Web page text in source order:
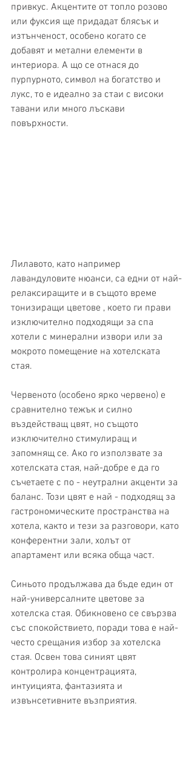
привкус. Акцентите от топло розово
или фуксия ще придадат блясък и
изтънченост, особено когато се
добавят и метални елементи в
интериора. А що се отнася до
пурпурното, символ на богатство и
лукс, то е идеално за стаи с високи
тавани или много лъскави
повърхности.
Лилавото, като например
лавандуловите нюанси, са едни от най-
релаксиращите и в същото време
тонизиращи цветове , което ги прави
изключително подходящи за спа
хотели с минерални извори или за
мокрото помещение на хотелската
стая.
Червеното (особено ярко червено) е
сравнително тежък и силно
въздействащ цвят, но същото
изключително стимулиращ и
запомнящ се. Ако го използвате за
хотелската стая, най-добре е да го
съчетаете с по - неутрални акценти за
баланс. Този цвят е най - подходящ за
гастрономическите пространства на
хотела, както и тези за разговори, като
конферентни зали, холът от
апартамент или всяка обща част.
Синьото продължава да бъде един от
най-универсалните цветове за
хотелска стая. Обикновено се свързва
със спокойствието, поради това е най-
често срещания избор за хотелска
стая. Освен това синият цвят
контролира концентрацията,
интуицията, фантазията и
извънсетивните възприятия.